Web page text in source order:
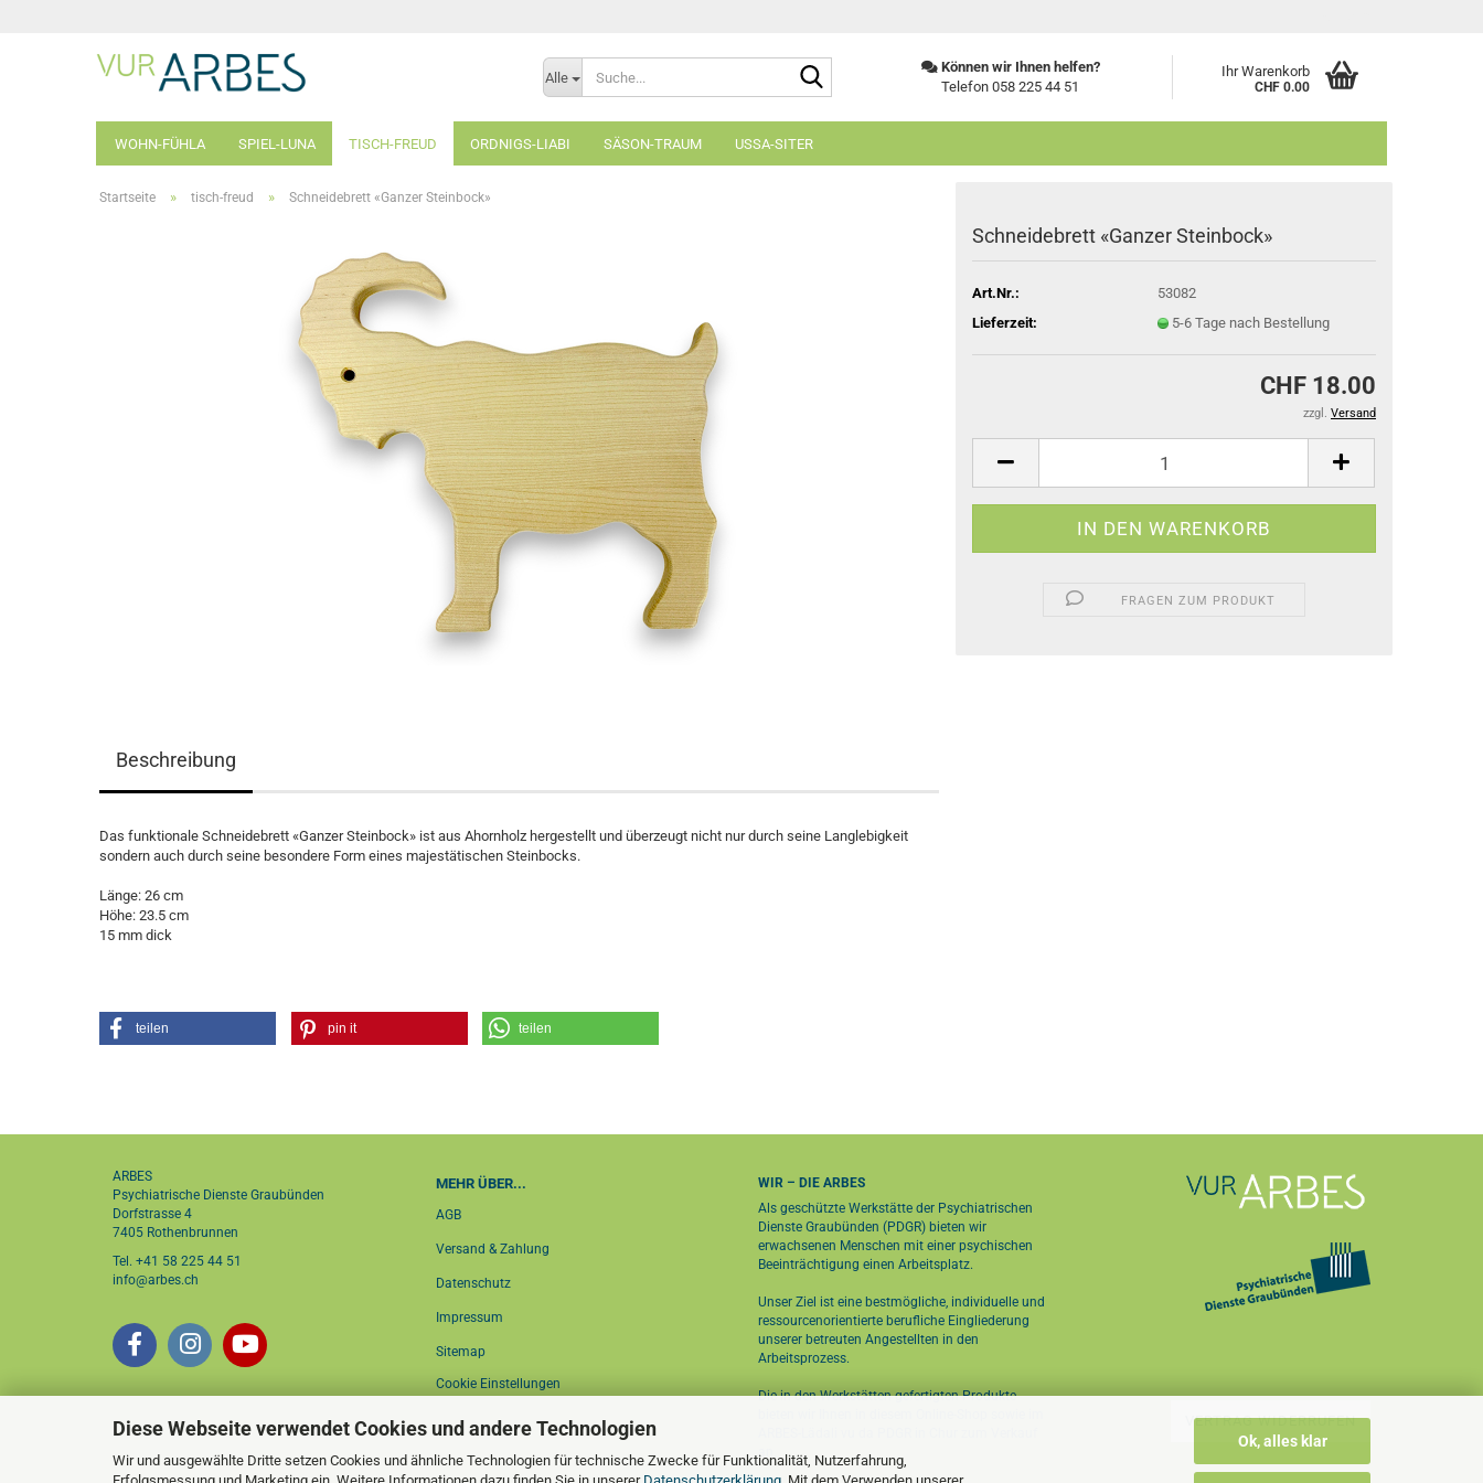
Diese Webseite verwendet Cookies und andere Technologien
Wir und ausgewählte Dritte setzen Cookies und ähnliche Technologien für technische Zwecke für Funktionalität, Nutzerfahrung,
Erfolgsmessung und Marketing ein. Weitere Informationen dazu finden Sie in unserer Datenschutzerklärung . Mit dem Verwenden unserer
Ok, alles klar
Alle
Können wir Ihnen helfen?
Telefon 058 225 44 51
Ihr Warenkorb
CHF 0.00
WOHN-FÜHLA SPIEL-LUNA TISCH-FREUD ORDNIGS-LIABI SÄSON-TRAUM USSA-SITER
Startseite » tisch-freud » Schneidebrett «Ganzer Steinbock»
Schneidebrett «Ganzer Steinbock»
Art.Nr.:
53082
Lieferzeit:
5-6 Tage nach Bestellung
CHF 18.00
zzgl. Versand
FRAGEN ZUM PRODUKT
Beschreibung
Das funktionale Schneidebrett «Ganzer Steinbock» ist aus Ahornholz hergestellt und überzeugt nicht nur durch seine Langlebigkeit
sondern auch durch seine besondere Form eines majestätischen Steinbocks.
Länge: 26 cm
Höhe: 23.5 cm
15 mm dick
teilen pin it teilen
MEHR ÜBER...
AGB
Versand & Zahlung
Datenschutz
Impressum
Sitemap
Cookie Einstellungen
WIR – DIE ARBES
Als geschützte Werkstätte der Psychiatrischen
Dienste Graubünden (PDGR) bieten wir
erwachsenen Menschen mit einer psychischen
Beeinträchtigung einen Arbeitsplatz.
Unser Ziel ist eine bestmögliche, individuelle und
ressourcenorientierte berufliche Eingliederung
unserer betreuten Angestellten in den
Arbeitsprozess.
Die in den Werkstätten gefertigten Produkte
an.
ARBES
Psychiatrische Dienste Graubünden
Dorfstrasse 4
7405 Rothenbrunnen
Tel. +41 58 225 44 51
info@arbes.ch
VERTRAG WIDERRUFEN